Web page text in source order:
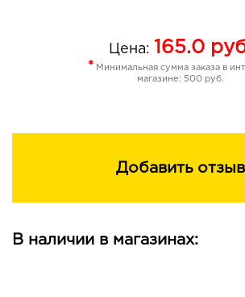
Цена: 165.0
* Минимальная сумма заказа в
магазине: 500 руб.
Добавить отзыв
В наличии в магазинах: